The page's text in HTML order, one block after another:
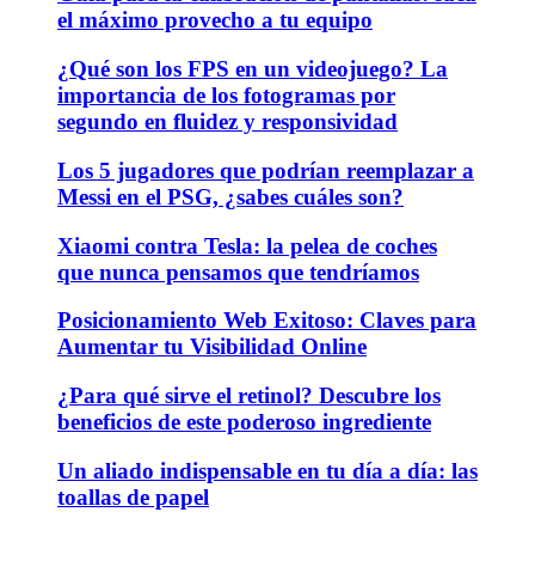
el máximo provecho a tu equipo
¿Qué son los FPS en un videojuego? La
importancia de los fotogramas por
segundo en fluidez y responsividad
Los 5 jugadores que podrían reemplazar a
Messi en el PSG, ¿sabes cuáles son?
Xiaomi contra Tesla: la pelea de coches
que nunca pensamos que tendríamos
Posicionamiento Web Exitoso: Claves para
Aumentar tu Visibilidad Online
¿Para qué sirve el retinol? Descubre los
beneficios de este poderoso ingrediente
Un aliado indispensable en tu día a día: las
toallas de papel